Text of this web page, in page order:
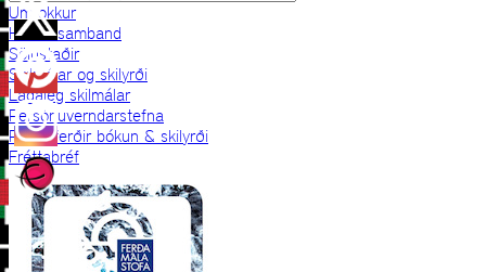
Um okkur
Hafðu samband
Sölustaðir
Skilmálar og skilyrði
Lagaleg skilmálar
Persónuverndarstefna
Prjónaferðir bókun & skilyrði
Fréttabréf